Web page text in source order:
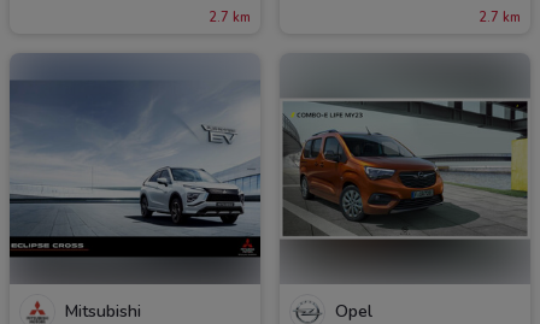
2.7 km 2.7 km
Mitsubishi Opel